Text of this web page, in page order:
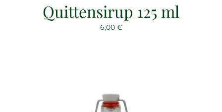
Quittensirup 125 ml
6,00 €